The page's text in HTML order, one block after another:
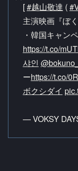
[#越山敬達 (
主演映画『ぼ
・韓国キャン
https://t.co/
샤인
ーhttps://t.co/
ボクシダイ
— VOKSY